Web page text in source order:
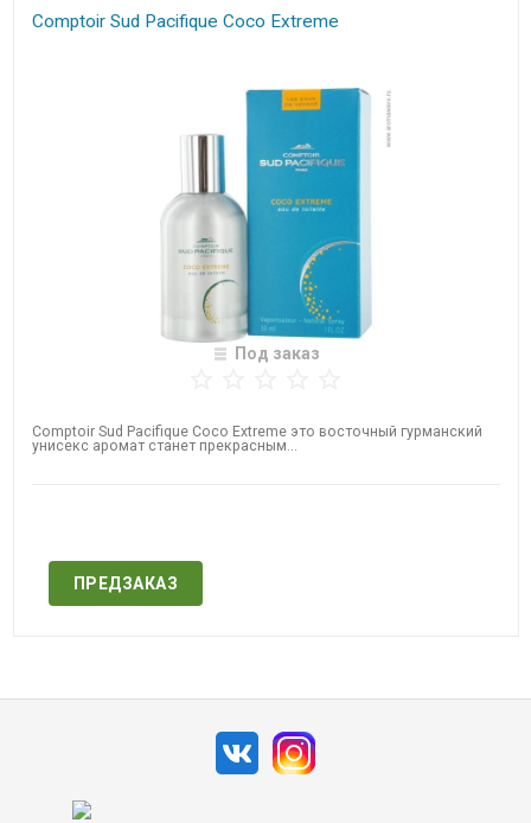
Comptoir Sud Pacifique​ Coco Extreme
Под заказ
Comptoir Sud Pacifique​ Coco Extreme это восточный гурманский
унисекс аромат станет прекрасным...
ПРЕДЗАКАЗ